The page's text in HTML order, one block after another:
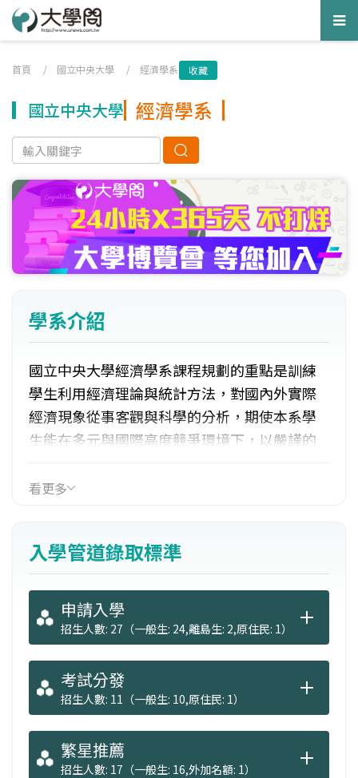
首頁 / 國立中央大學 / 經濟學系 收藏
國立中央大學 經濟學系
學系介紹
國立中央大學經濟學系課程規劃的重點是訓練
學生利用經濟理論與統計方法，對國內外實際
經濟現象從事客觀與科學的分析，期使本系學
生能在多元與國際高度競爭環境下，以嚴謹的
人力需求，進而提升我國產業競爭力。 為國內
能兼具管理方面之知識，有助日後事業之發
展。
看更多
入學管道錄取標準
申請入學
招生人數: 27（一般生: 24,離島生: 2,原住民: 1）
考試分發
招生人數: 11（一般生: 10,原住民: 1）
繁星推薦
招生人數: 17（一般生: 16,外加名額: 1）